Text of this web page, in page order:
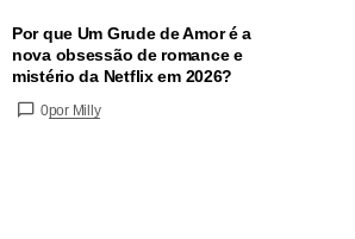
Por que Um Grude de Amor é a
nova obsessão de romance e
mistério da Netflix em 2026?
0por Milly